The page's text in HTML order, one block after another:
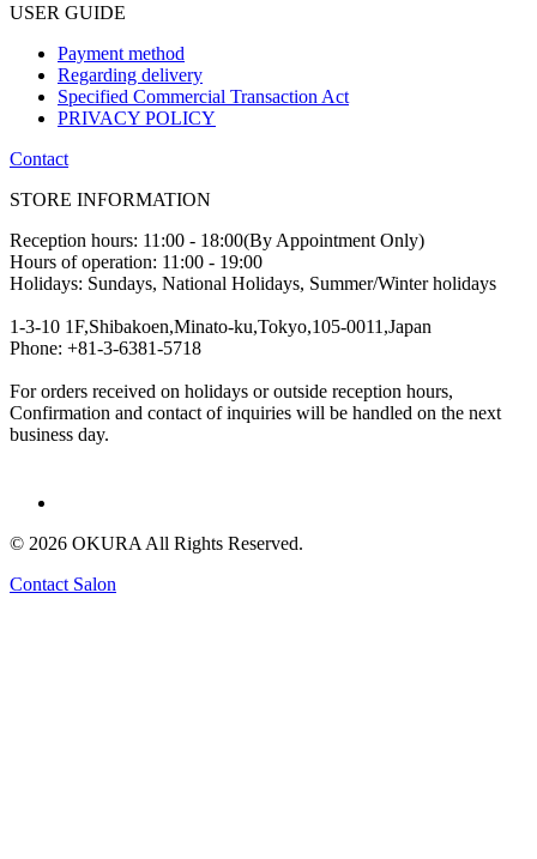
USER GUIDE
Payment method
Regarding delivery
Specified Commercial Transaction Act
PRIVACY POLICY
Contact
STORE INFORMATION
Reception hours: 11:00 - 18:00(By Appointment Only)
Hours of operation: 11:00 - 19:00
Holidays: Sundays, National Holidays, Summer/Winter holidays
1-3-10 1F,Shibakoen,Minato-ku,Tokyo,105-0011,Japan
Phone: +81-3-6381-5718
For orders received on holidays or outside reception hours,
Confirmation and contact of inquiries will be handled on the next
business day.
© 2026 OKURA All Rights Reserved.
Contact Salon